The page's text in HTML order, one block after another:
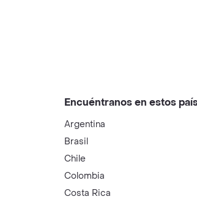
Encuéntranos en estos
Argentina
Brasil
Chile
Colombia
Costa Rica